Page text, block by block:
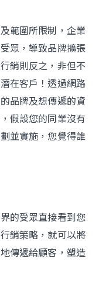
範圍所限制，企業
眾，導致品牌擴張
銷則反之，非但不
在客戶！透過網路
品牌及想傳遞的資
假設您的同業沒有
並實施，您覺得誰
的受眾直接看到您
銷策略，就可以將
傳遞給顧客，塑造